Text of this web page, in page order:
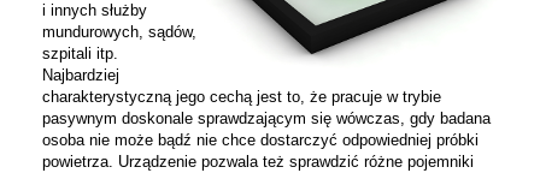
i innych służby
mundurowych, sądów,
szpitali itp.
Najbardziej
charakterystyczną jego cechą jest to, że pracuje w trybie
pasywnym doskonale sprawdzającym się wówczas, gdy badana
osoba nie może bądź nie chce dostarczyć odpowiedniej próbki
powietrza. Urządzenie pozwala też sprawdzić różne pojemniki